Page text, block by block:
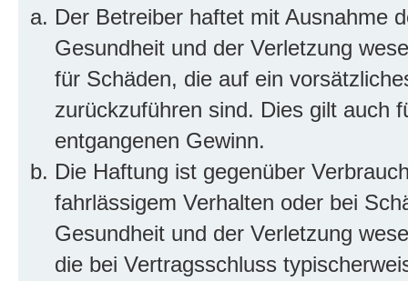
Der Betreiber haftet mit Ausnahme
Gesundheit und der Verletzung
für Schäden, die auf ein
zurückzuführen sind. Dies gilt auch
entgangenen Gewinn.
Die Haftung ist gegenüber
fahrlässigem Verhalten oder bei
Gesundheit und der Verletzung
die bei Vertragsschluss